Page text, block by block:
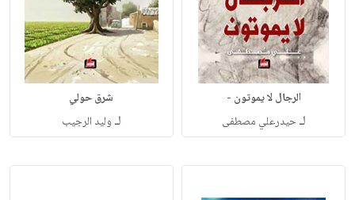
الرجال لا يموتون -
لـحيدرعلي مصطفى
شرق حولي
لـ وليد الرجيب